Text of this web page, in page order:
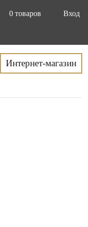
0 товаров
Вход
Интернет-магазин